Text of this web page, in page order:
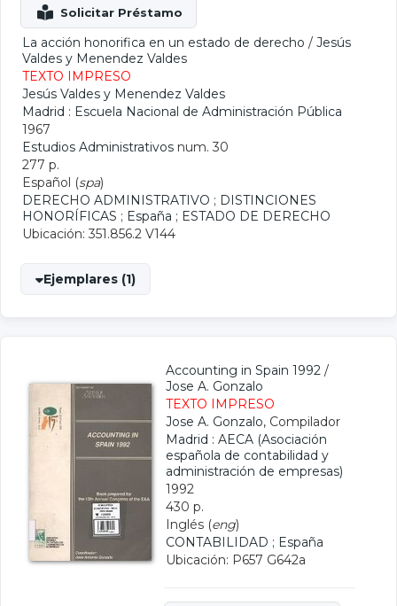
La acción honorifica en un estado de derecho / Jesús
Valdes y Menendez Valdes
TEXTO IMPRESO
Jesús Valdes y Menendez Valdes
Madrid : Escuela Nacional de Administración Pública
1967
Estudios Administrativos num. 30
277 p.
Español (spa)
DERECHO ADMINISTRATIVO ; DISTINCIONES
HONORÍFICAS ; España ; ESTADO DE DERECHO
Ubicación: 351.856.2 V144
Ejemplares (1)
Accounting in Spain 1992 /
Jose A. Gonzalo
TEXTO IMPRESO
Jose A. Gonzalo, Compilador
Madrid : AECA (Asociación
española de contabilidad y
administración de empresas)
1992
430 p.
Inglés (eng)
CONTABILIDAD ; España
Ubicación: P657 G642a